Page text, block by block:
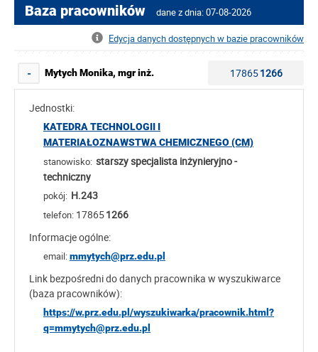
Baza pracowników dane z dnia: 07-08-2026
Edycja danych dostępnych w bazie pracowników
- Mytych Monika, mgr inż. 178651266
Jednostki:
KATEDRA TECHNOLOGII I
MATERIAŁOZNAWSTWA CHEMICZNEGO (CM)
stanowisko: starszy specjalista inżynieryjno -
techniczny
pokój: H.243
telefon: 178651266
Informacje ogólne:
email:mmytych@prz.edu.pl
Link bezpośredni do danych pracownika w wyszukiwarce
(baza pracowników):
https://w.prz.edu.pl/wyszukiwarka/pracownik.html?
q=mmytych@prz.edu.pl